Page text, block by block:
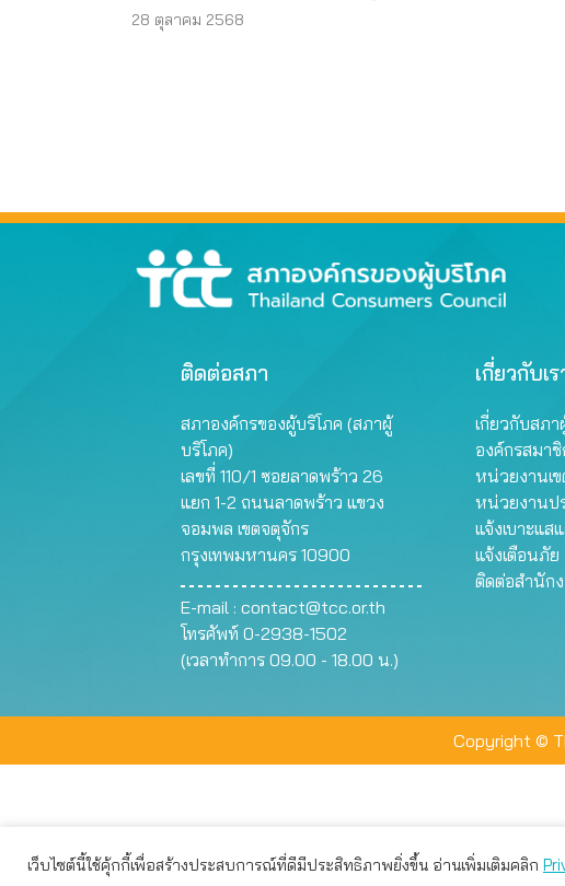
เอาเปรียบ
28 ตุลาคม 2568
ติดต่อสภา
สภาองค์กรของผู้บริโภค (สภาผู้
บริโภค)
เลขที่ 110/1 ซอยลาดพร้าว 26
แยก 1-2 ถนนลาดพร้าว แขวง
จอมพล เขตจตุจักร
กรุงเทพมหานคร 10900
E-mail : contact@tcc.or.th
โทรศัพท์ 0-2938-1502
(เวลาทำการ 09.00 - 18.00 น.)
เกี่ยวกับเร
เกี่ยวกับสภา
องค์กรสมาชิ
หน่วยงานเ
หน่วยงานป
แจ้งเบาะแส
แจ้งเตือนภัย
ติดต่อสำนัก
Copyright ©
เว็บไซต์นี้ใช้คุ้กกี้เพื่อสร้างประสบการณ์ที่ดีมีประสิทธิภาพยิ่งขึ้น อ่านเพิ่มเติมคลิก
เว็บไซต์นี้ใช้คุกกี้เพื่อมอบประสบการณ์การใช้งานที่ดีให้แก่ท่าน คุณสามา